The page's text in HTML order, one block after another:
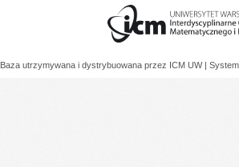
Baza utrzymywana i dystrybuowana przez ICM UW |